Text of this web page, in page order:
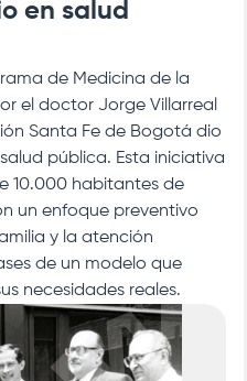
en salud
de Medicina de la
el doctor Jorge Villarreal
Santa Fe de Bogotá dio
pública. Esta iniciativa
10.000 habitantes de
un enfoque preventivo
y la atención
de un modelo que
necesidades reales.